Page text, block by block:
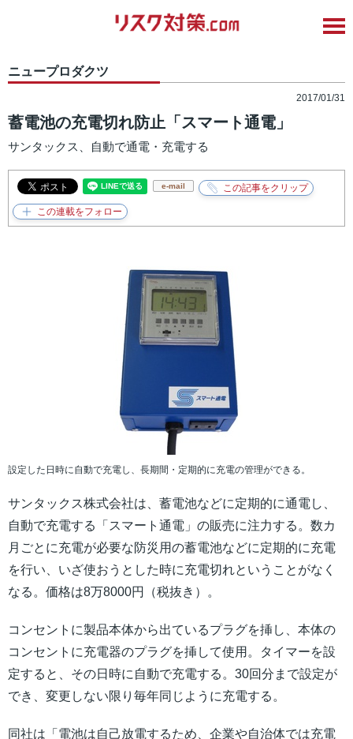
ニュープロダクツ
2017/01/31
蓄電池の充電切れ防止「スマート通電」
サンタックス、自動で通電・充電する
e-mail
設定した日時に自動で充電し、長期間・定期的に充電の管理ができる。
サンタックス株式会社は、蓄電池などに定期的に通電し、
自動で充電する「スマート通電」の販売に注力する。数カ
月ごとに充電が必要な防災用の蓄電池などに定期的に充電
を行い、いざ使おうとした時に充電切れということがなく
なる。価格は8万8000円（税抜き）。
コンセントに製品本体から出ているプラグを挿し、本体の
コンセントに充電器のプラグを挿して使用。タイマーを設
定すると、その日時に自動で充電する。30回分まで設定が
でき、変更しない限り毎年同じように充電する。
同社は「電池は自己放電するため、企業や自治体では充電